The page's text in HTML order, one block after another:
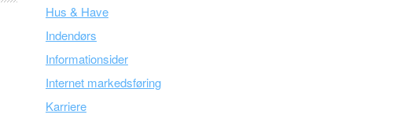
Hus & Have
Indendørs
Informationsider
Internet markedsføring
Karriere